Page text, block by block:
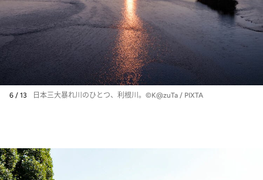
6 / 13 日本三大暴れ川のひとつ、利根川。©K@zuTa / PIXTA